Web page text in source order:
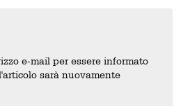
e-mail per essere informato
sarà nuovamente